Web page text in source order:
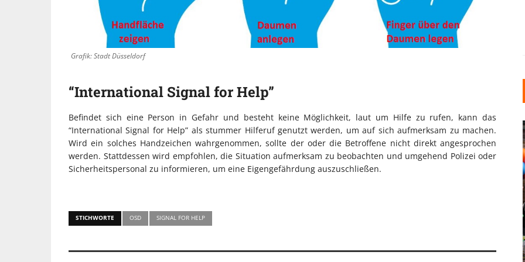
Grafik: Stadt Düsseldorf
“International Signal for Help”
Befindet sich eine Person in Gefahr und besteht keine Möglichkeit, laut um Hilfe zu rufen, kann das
“International Signal for Help” als stummer Hilferuf genutzt werden, um auf sich aufmerksam zu machen.
Wird ein solches Handzeichen wahrgenommen, sollte der oder die Betroffene nicht direkt angesprochen
werden. Stattdessen wird empfohlen, die Situation aufmerksam zu beobachten und umgehend Polizei oder
Sicherheitspersonal zu informieren, um eine Eigengefährdung auszuschließen.
STICHWORTE OSD SIGNAL FOR HELP
EINFAMILIENHAUS